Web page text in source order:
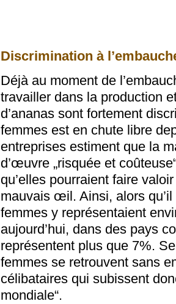
Discrimination à
Déjà au moment de
travailler dans la production
d’ananas sont fortement
femmes est en chute libre
entreprises estiment que la
d’œuvre „risquée et
qu’elles pourraient faire
mauvais œil. Ainsi, alors
femmes y représentaient
aujourd’hui, dans des pays
représentent plus que 7%.
femmes se retrouvent sans
célibataires qui subissent
mondiale“.